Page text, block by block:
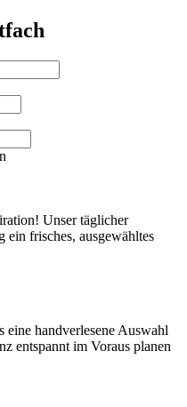
Unser täglicher
ein frisches, ausgewähltes
eine handverlesene Auswahl
entspannt im Voraus planen